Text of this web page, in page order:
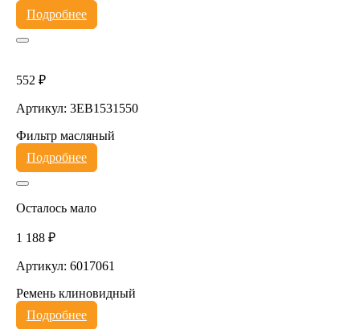
Подробнее
552 ₽
Артикул: 3EB1531550
Фильтр масляный
Подробнее
Осталось мало
1 188 ₽
Артикул: 6017061
Ремень клиновидный
Подробнее